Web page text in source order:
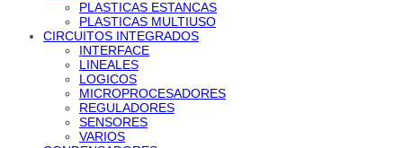
PLASTICAS ESTANCAS
PLASTICAS MULTIUSO
CIRCUITOS INTEGRADOS
INTERFACE
LINEALES
LOGICOS
MICROPROCESADORES
REGULADORES
SENSORES
VARIOS